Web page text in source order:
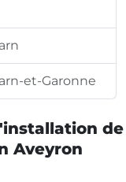
et-Garonne
de
Aveyron